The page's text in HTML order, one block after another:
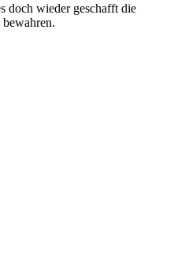
doch wieder geschafft die